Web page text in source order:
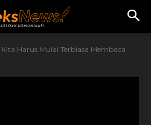
Harus Mulai Terbiasa Membaca